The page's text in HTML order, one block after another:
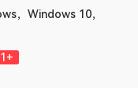
，Windows 10，
1+